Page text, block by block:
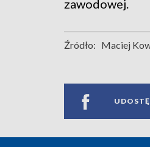
zawodowej.
Źródło: Maciej